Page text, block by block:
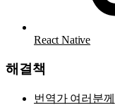
React Native
해결책
번역가 여러분께